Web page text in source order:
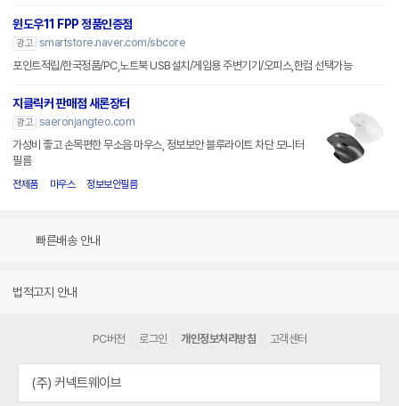
윈도우11 FPP 정품인증점
광고 smartstore.naver.com/sbcore
포인트적립/한국정품/PC,노트북 USB설치/게임용 주변기기/오피스,한컴 선택가능
지클릭커 판매점 새론장터
광고 saeronjangteo.com
가성비 좋고 손목편한 무소음 마우스, 정보보안 블루라이트 차단 모니터
필름
전제품 마우스 정보보안필름
빠른배송 안내
법적고지 안내
PC버전 로그인 개인정보처리방침 고객센터
(주) 커넥트웨이브